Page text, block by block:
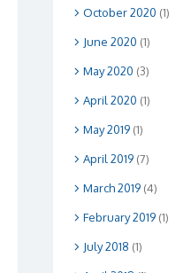
October 2020 (1)
June 2020 (1)
May 2020 (3)
April 2020 (1)
May 2019 (1)
April 2019 (7)
March 2019 (4)
February 2019 (1)
July 2018 (1)